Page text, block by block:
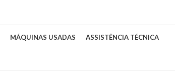
MÁQUINAS USADAS ASSISTÊNCIA TÉCNICA